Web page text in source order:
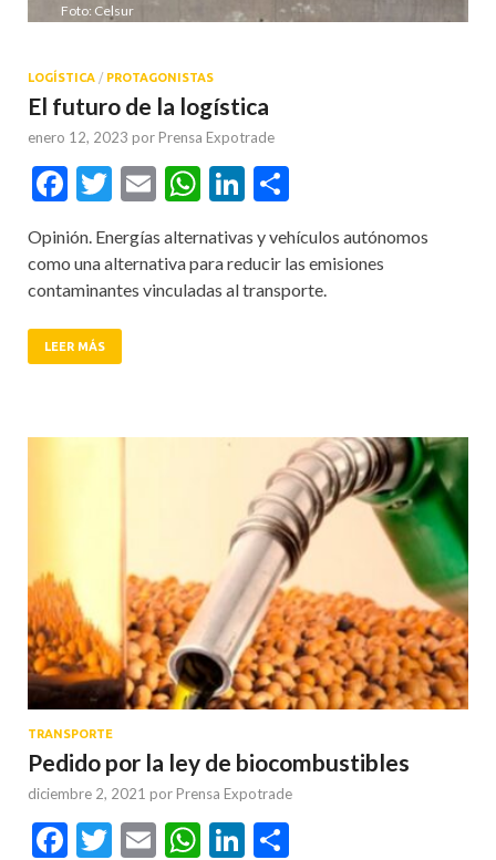
Foto: Celsur
LOGÍSTICA / PROTAGONISTAS
El futuro de la logística
enero 12, 2023 por Prensa Expotrade
Facebook
Twitter
EmailWhatsApp
LinkedIn
Opinión. Energías alternativas y vehículos autónomos
como una alternativa para reducir las emisiones
contaminantes vinculadas al transporte.
LEER MÁS
TRANSPORTE
Pedido por la ley de biocombustibles
diciembre 2, 2021 por Prensa Expotrade
Facebook
Twitter
EmailWhatsApp
LinkedIn